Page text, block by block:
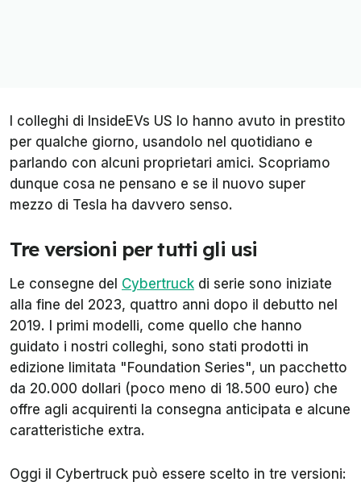
I colleghi di InsideEVs US lo hanno avuto in prestito
per qualche giorno, usandolo nel quotidiano e
parlando con alcuni proprietari amici. Scopriamo
dunque cosa ne pensano e se il nuovo super
mezzo di Tesla ha davvero senso.
Tre versioni per tutti gli usi
Le consegne del Cybertruck di serie sono iniziate
alla fine del 2023, quattro anni dopo il debutto nel
2019. I primi modelli, come quello che hanno
guidato i nostri colleghi, sono stati prodotti in
edizione limitata "Foundation Series", un pacchetto
da 20.000 dollari (poco meno di 18.500 euro) che
offre agli acquirenti la consegna anticipata e alcune
caratteristiche extra.
Oggi il Cybertruck può essere scelto in tre versioni: